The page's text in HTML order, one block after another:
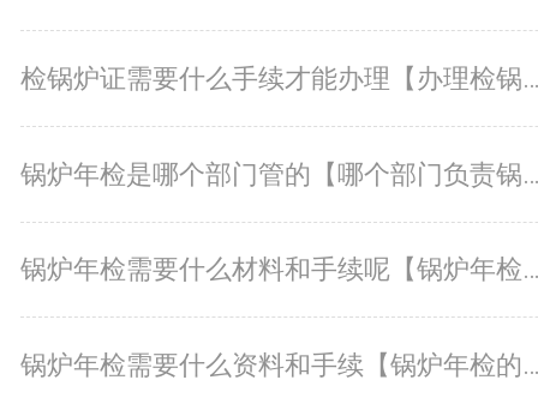
检锅炉证需要什么手续才能办理【办理检锅炉证的手续及注意事项】
锅炉年检是哪个部门管的【哪个部门负责锅炉年检？】
锅炉年检需要什么材料和手续呢【锅炉年检所需材料和手续详解】
锅炉年检需要什么资料和手续【锅炉年检的必备资料和手续清单】